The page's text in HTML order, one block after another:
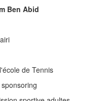
Ben Abid
de Tennis